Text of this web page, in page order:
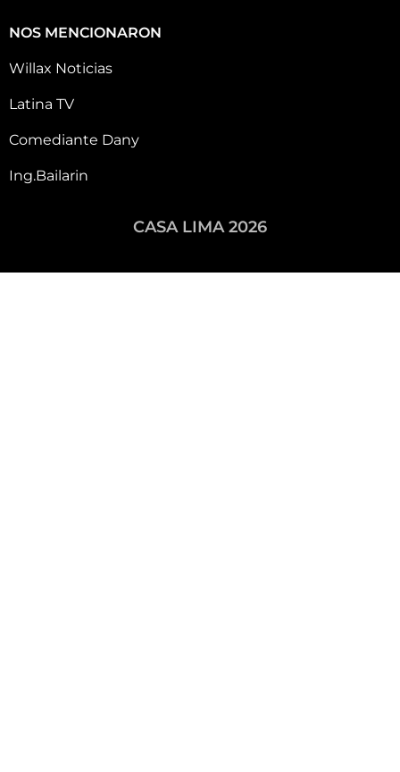
NOS MENCIONARON
Willax Noticias
Latina TV
Comediante Dany
Ing.Bailarin
CASA LIMA 2026